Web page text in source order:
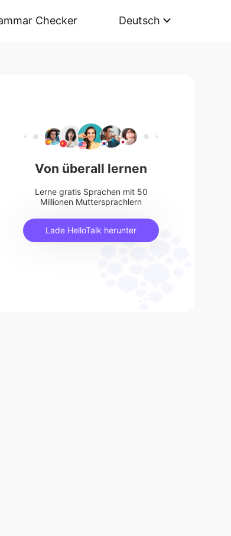
Checker Deutsch
Von überall lernen
Lerne gratis Sprachen mit 50
Millionen Muttersprachlern
Lade HelloTalk herunter